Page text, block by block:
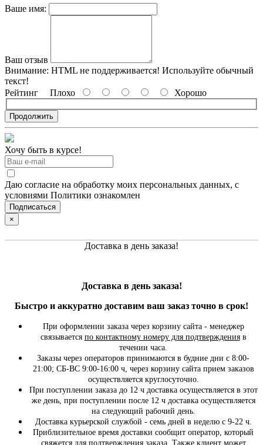
Ваше имя:
Ваш отзыв
Внимание: HTML не поддерживается! Используйте обычный
текст!
Рейтинг Плохо Хорошо
Продолжить
Хочу быть в курсе!
Даю согласие на обработку моих персональных данных, с
условиями Политики ознакомлен
×
Доставка в день заказа!
Доставка в день заказа!
Быстро и аккуратно доставим ваш заказ точно в срок!
При оформлении заказа через корзину сайта - менеджер
связывается по контактному номеру для подтвержденияв
течении часа.
Заказы через операторов принимаются в будние дни с 8:00-
21:00; СБ-ВС 9:00-16:00 ч, через корзину сайта прием заказов
осуществляется круглосуточно.
При поступлении заказа до 12 ч доставка осуществляется в этот
же день, при поступлении после 12 ч доставка осуществляется
на следующий рабочий день.
Доставка курьерской службой - семь дней в неделю с 9-22 ч.
Приблизительное время доставки сообщит оператор, который
свяжется для подтверждения заказа. Также клиент может